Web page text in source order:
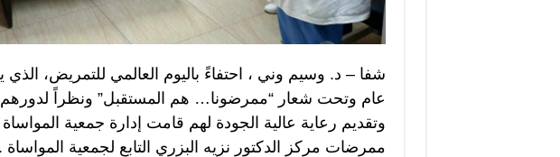
عام وتحت شعار “ممرضونا… هم المستقبل” ونظراً
وتقديم رعاية عالية الجودة لهم قامت إدارة جمعية
ممرضات مركز الدكتور نزيه البزري التابع لجمعية المواساة .